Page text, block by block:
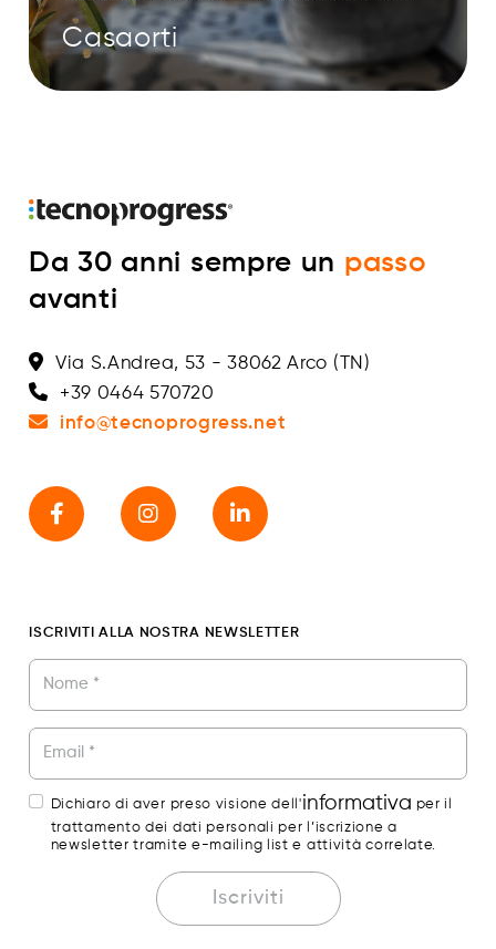
Casaorti
Da 30 anni sempre un passo
avanti
Via S.Andrea, 53 - 38062 Arco (TN)
+39 0464 570720
info@tecnoprogress.net
ISCRIVITI ALLA NOSTRA NEWSLETTER
Dichiaro di aver preso visione dell'informativa per il
trattamento dei dati personali per l’iscrizione a
newsletter tramite e-mailing list e attività correlate.